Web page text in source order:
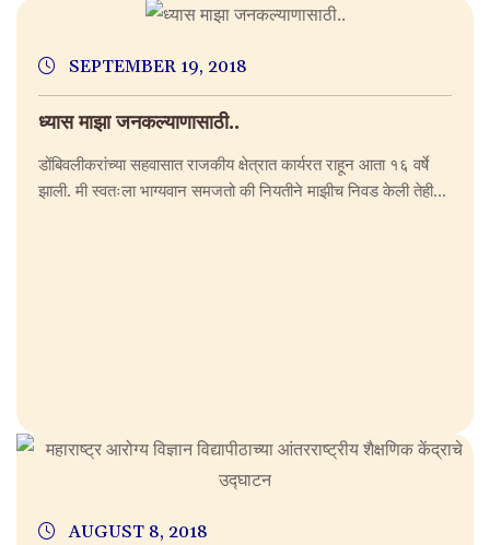
SEPTEMBER 19, 2018
ध्यास माझा जनकल्याणासाठी..
डोंबिवलीकरांच्या सहवासात राजकीय क्षेत्रात कार्यरत राहून आता १६ वर्षे
झाली. मी स्वतःला भाग्यवान समजतो की नियतीने माझीच निवड केली तेही...
AUGUST 8, 2018